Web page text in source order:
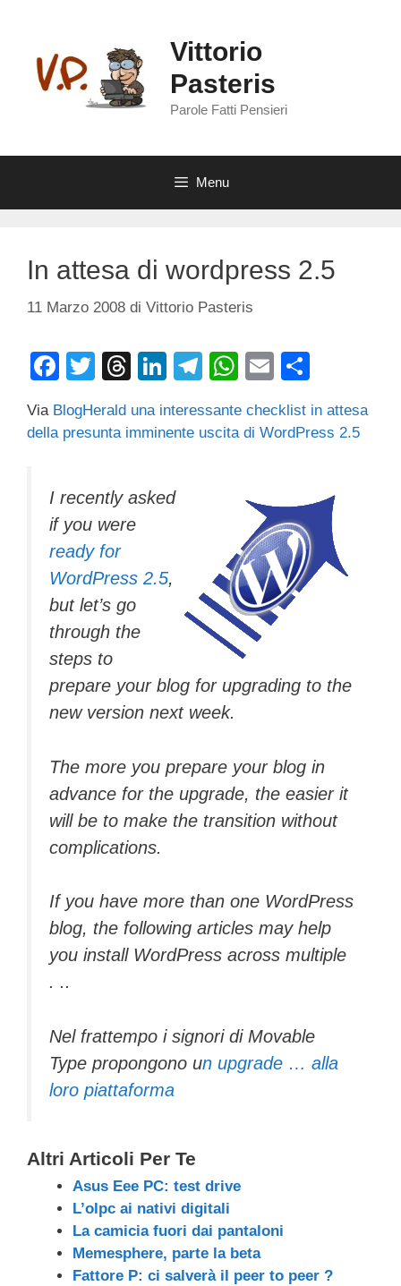
contenuto
Vittorio
Pasteris
Parole Fatti Pensieri
Menu
In attesa di wordpress 2.5
11 Marzo 2008 di Vittorio Pasteris
F
c
e
o
o
k
T
tt
T
e
s
Li
k
n
T
e
W
at
p
p
E
ail n
di
Via BlogHerald una interessante checklist in attesa
della presunta imminente uscita di WordPress 2.5
I recently asked
if you were
ready for
WordPress 2.5,
but let’s go
through the
steps to
prepare your blog for upgrading to the
new version next week.
The more you prepare your blog in
advance for the upgrade, the easier it
will be to make the transition without
complications.
If you have more than one WordPress
blog, the following articles may help
you install WordPress across multiple
. ..
Nel frattempo i signori di Movable
Type propongono un upgrade … alla
loro piattaforma
Altri Articoli Per Te
Asus Eee PC: test drive
L’olpc ai nativi digitali
La camicia fuori dai pantaloni
Memesphere, parte la beta
Fattore P: ci salverà il peer to peer ?